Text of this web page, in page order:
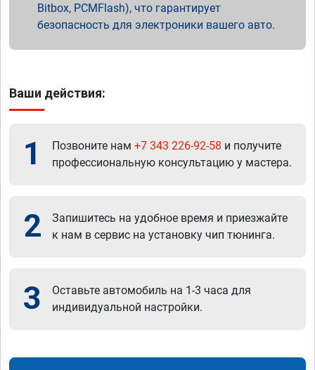
Bitbox, PCMFlash), что гарантирует
безопасность для электроники вашего авто.
Ваши действия:
1 Позвоните нам +7 343 226-92-58 и получите
профессиональную консультацию у мастера.
2
Запишитесь на удобное время и приезжайте
к нам в сервис на установку чип тюнинга.
3
Оставьте автомобиль на 1-3 часа для
индивидуальной настройки.